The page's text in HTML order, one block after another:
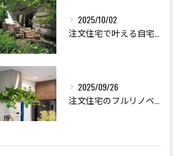
2025/10/02
2025/09/26